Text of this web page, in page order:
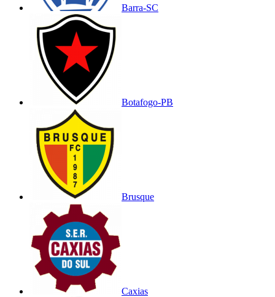
Barra-SC
Botafogo-PB
Brusque
Caxias